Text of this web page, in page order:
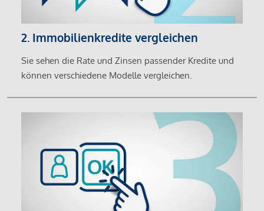
2. Immobilienkredite vergleichen
Sie sehen die Rate und Zinsen passender Kredite und
können verschiedene Modelle vergleichen.